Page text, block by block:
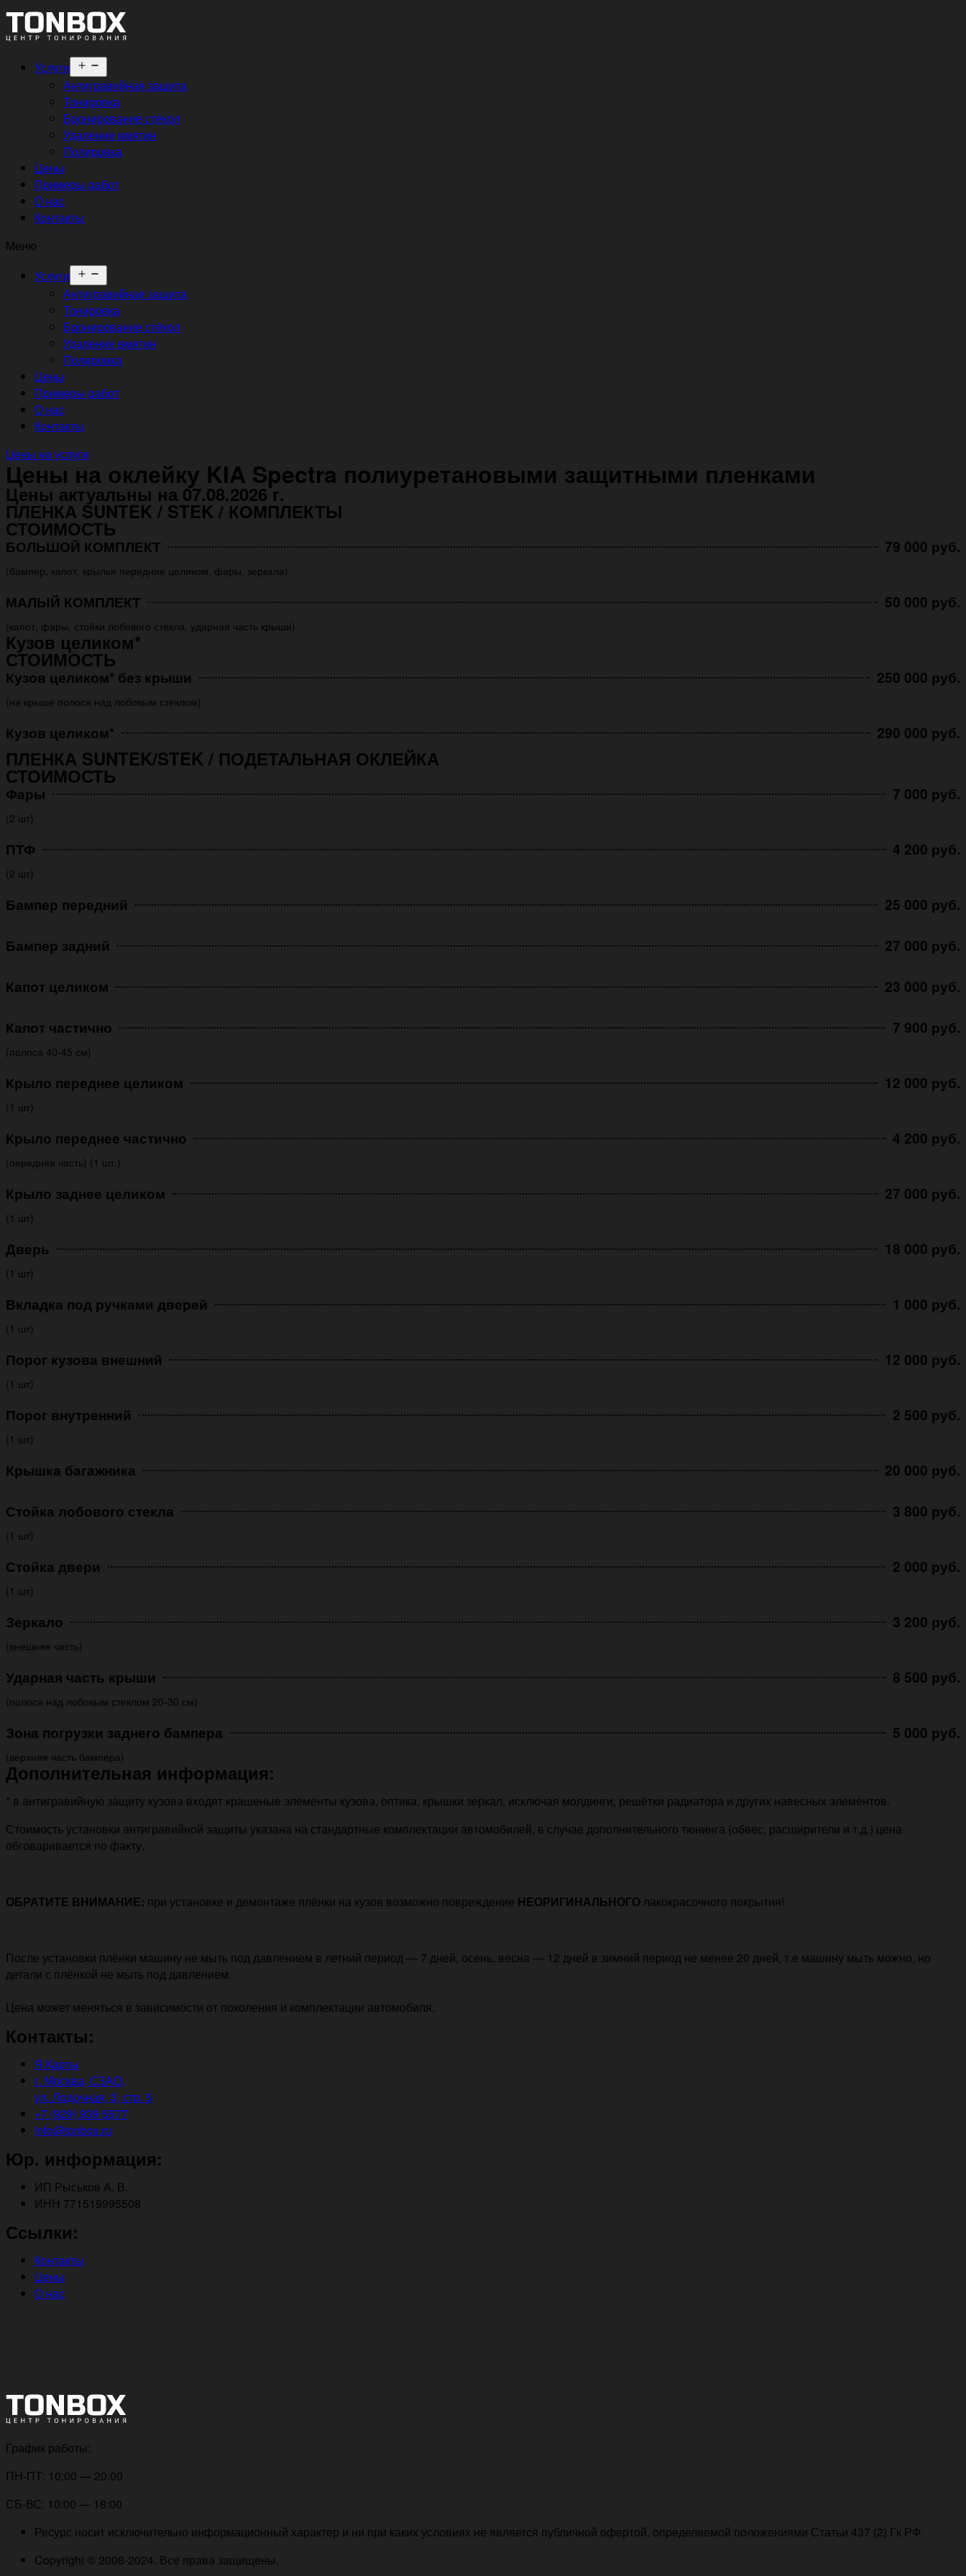
Услуги
меню
Антигравийная защита
Тонировка
Бронирование стёкол
Удаление вмятин
Полировка
Цены
Примеры работ
О нас
Контакты
Меню
Услуги
меню
Антигравийная защита
Тонировка
Бронирование стёкол
Удаление вмятин
Полировка
Цены
Примеры работ
О нас
Контакты
Цены на услуги
Цены на оклейку KIA Spectra полиуретановыми защитными пленками
Цены актуальны на 07.08.2026 г.
ПЛЕНКА SUNTEK / STEK / КОМПЛЕКТЫ
СТОИМОСТЬ
БОЛЬШОЙ КОМПЛЕКТ 79 000 руб.
(бампер, капот, крылья передние целиком, фары, зеркала)
МАЛЫЙ КОМПЛЕКТ 50 000 руб.
(капот, фары, стойки лобового стекла, ударная часть крыши)
Кузов целиком*
СТОИМОСТЬ
Кузов целиком* без крыши 250 000 руб.
(на крыше полоса над лобовым стеклом)
Кузов целиком* 290 000 руб.
ПЛЕНКА SUNTEK/STEK / ПОДЕТАЛЬНАЯ ОКЛЕЙКА
СТОИМОСТЬ
Фары 7 000 руб.
(2 шт)
ПТФ 4 200 руб.
(2 шт)
Бампер передний 25 000 руб.
Бампер задний 27 000 руб.
Капот целиком 23 000 руб.
Капот частично 7 900 руб.
(полоса 40-45 см)
Крыло переднее целиком 12 000 руб.
(1 шт)
Крыло переднее частично 4 200 руб.
(передняя часть) (1 шт.)
Крыло заднее целиком 27 000 руб.
(1 шт)
Дверь 18 000 руб.
(1 шт)
Вкладка под ручками дверей 1 000 руб.
(1 шт)
Порог кузова внешний 12 000 руб.
(1 шт)
Порог внутренний 2 500 руб.
(1 шт)
Крышка багажника 20 000 руб.
Стойка лобового стекла 3 800 руб.
(1 шт)
Стойка двери 2 000 руб.
(1 шт)
Зеркало 3 200 руб.
(внешняя часть)
Ударная часть крыши 8 500 руб.
(полоса над лобовым стеклом 20-30 см)
Зона погрузки заднего бампера 5 000 руб.
(верхняя часть бампера)
Дополнительная информация:
* в антигравийную защиту кузова входят крашеные элементы кузова, оптика, крышки зеркал, исключая молдинги, решётки радиатора и других навесных элементов.
Стоимость установки антигравийной защиты указана на стандартные комплектации автомобилей, в случае дополнительного тюнинга (обвес, расширители и т.д.) цена
обговаривается по факту.
ОБРАТИТЕ ВНИМАНИЕ: при установке и демонтаже плёнки на кузов возможно повреждение НЕОРИГИНАЛЬНОГОлакокрасочного покрытия!
После установки плёнки машину не мыть под давлением в летний период — 7 дней, осень, весна — 12 дней в зимний период не менее 20 дней, т.е машину мыть можно, но
детали с плёнкой не мыть под давлением.
Цена может меняться в зависимости от поколения и комплектации автомобиля.
Контакты:
Я.Карты
г. Москва, СЗАО,
ул. Лодочная, 3, стр. 5
+7 (929) 939 5577
info@tonbox.ru
Юр. информация:
ИП Рыськов А. В.
ИНН 771519995508
Ссылки:
Контакты
Цены
О нас
График работы:
ПН-ПТ: 10:00 — 20:00
СБ-ВС: 10:00 — 18:00
Ресурс носит исключительно информационный характер и ни при каких условиях не является публичной офертой, определяемой положениями Статьи 437 (2) Гк РФ.
Copyright © 2008-2024. Все права защищены.